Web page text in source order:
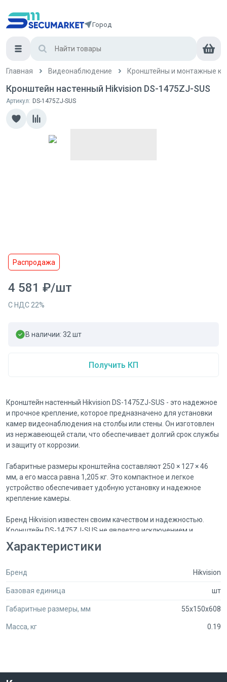
Город
Главная Видеонаблюдение Кронштейны и монтажные
Кронштейн настенный Hikvision DS-1475ZJ-SUS
Артикул: DS-1475ZJ-SUS
Распродажа
4 581 ₽/шт
С НДС 22%
В наличии: 32 шт
Получить КП
Кронштейн настенный Hikvision DS-1475ZJ-SUS - это надежное
и прочное крепление, которое предназначено для установки
камер видеонаблюдения на столбы или стены. Он изготовлен
из нержавеющей стали, что обеспечивает долгий срок службы
и защиту от коррозии.
Габаритные размеры кронштейна составляют 250 × 127 × 46
мм, а его масса равна 1,205 кг. Это компактное и легкое
устройство обеспечивает удобную установку и надежное
крепление камеры.
Бренд Hikvision известен своим качеством и надежностью.
Кронштейн DS-1475ZJ-SUS не является исключением и
отличается высоким уровнем исполнения.
внутри и снаружи помещений. Он обеспечивает устойчивое
углом для получения оптимального обзора.
Кронштейн Hikvision DS-1475ZJ-SUS имеет стильный дизайн в
белом цвете, который легко сочетается с любым интерьером.
Этот кронштейн легко монтируется на столб или стену с
Характеристики
Бренд Hikvision
Базовая единица шт
Габаритные размеры, мм 55x150x608
Масса, кг 0.19